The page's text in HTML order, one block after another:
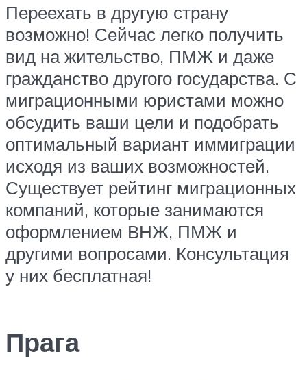
Переехать в другую страну
возможно! Сейчас легко получить
вид на жительство, ПМЖ и даже
гражданство другого государства. С
миграционными юристами можно
обсудить ваши цели и подобрать
оптимальный вариант иммиграции
исходя из ваших возможностей.
Существует рейтинг миграционных
компаний, которые занимаются
оформлением ВНЖ, ПМЖ и
другими вопросами. Консультация
у них бесплатная!
Прага